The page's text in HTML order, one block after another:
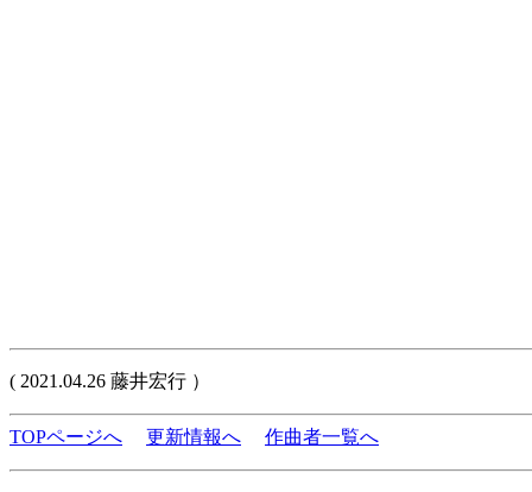
( 2021.04.26 藤井宏行 ）
TOPページへ 更新情報へ 作曲者一覧へ